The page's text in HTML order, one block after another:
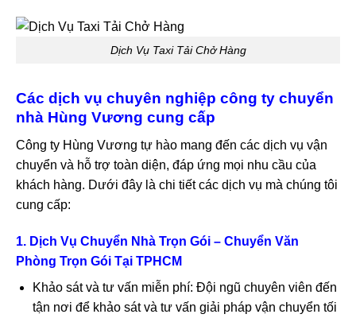
Dịch Vụ Taxi Tải Chở Hàng
Các dịch vụ chuyên nghiệp công ty chuyển
nhà Hùng Vương cung cấp
Công ty Hùng Vương tự hào mang đến các dịch vụ vận
chuyển và hỗ trợ toàn diện, đáp ứng mọi nhu cầu của
khách hàng. Dưới đây là chi tiết các dịch vụ mà chúng tôi
cung cấp:
1. Dịch Vụ Chuyển Nhà Trọn Gói – Chuyển Văn
Phòng Trọn Gói Tại TPHCM
Khảo sát và tư vấn miễn phí: Đội ngũ chuyên viên đến
tận nơi để khảo sát và tư vấn giải pháp vận chuyển tối